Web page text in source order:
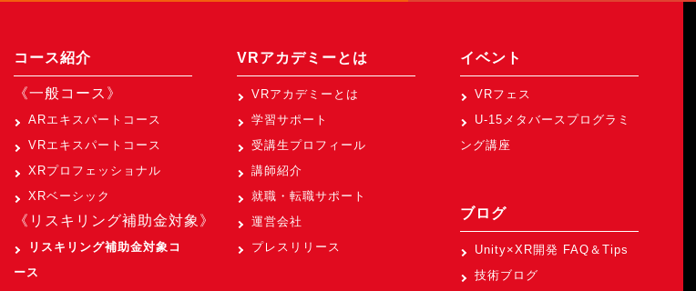
コース紹介
《一般コース》
ARエキスパートコース
VRエキスパートコース
XRプロフェッショナル
XRベーシック
《リスキリング補助金対象》
リスキリング補助金対象コ
ース
VRアカデミーとは
VRアカデミーとは
学習サポート
受講生プロフィール
講師紹介
就職・転職サポート
運営会社
プレスリリース
イベント
VRフェス
U-15メタバースプログラミ
ング講座
ブログ
Unity×XR開発 FAQ＆Tips
技術ブログ